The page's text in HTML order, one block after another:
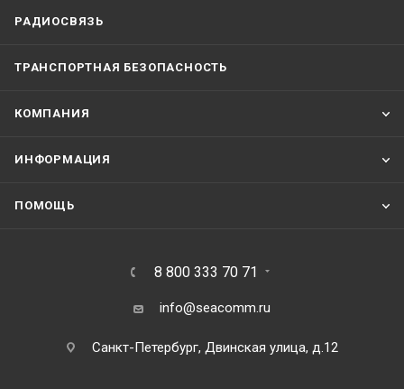
РАДИОСВЯЗЬ
ТРАНСПОРТНАЯ БЕЗОПАСНОСТЬ
КОМПАНИЯ
ИНФОРМАЦИЯ
ПОМОЩЬ
8 800 333 70 71
info@seacomm.ru
Санкт-Петербург, Двинская улица, д.12